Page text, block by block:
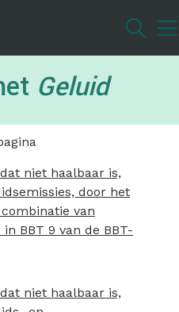
inhoudGeluid
niet haalbaar is,
door het
van
BBT 9 van de BBT-
niet haalbaar is,